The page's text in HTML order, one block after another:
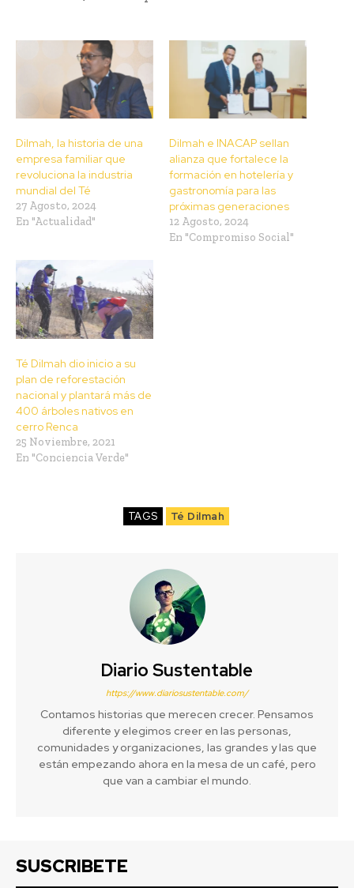
Dilmah, la historia de una
empresa familiar que
revoluciona la industria
mundial del Té
27 Agosto, 2024
En "Actualidad"
Dilmah e INACAP sellan
alianza que fortalece la
formación en hotelería y
gastronomía para las
próximas generaciones
12 Agosto, 2024
En "Compromiso Social"
Té Dilmah dio inicio a su
plan de reforestación
nacional y plantará más de
400 árboles nativos en
cerro Renca
25 Noviembre, 2021
En "Conciencia Verde"
TAGS Té Dilmah
Diario Sustentable
https://www.diariosustentable.com/
Contamos historias que merecen crecer. Pensamos
diferente y elegimos creer en las personas,
comunidades y organizaciones, las grandes y las que
están empezando ahora en la mesa de un café, pero
que van a cambiar el mundo.
SUSCRIBETE